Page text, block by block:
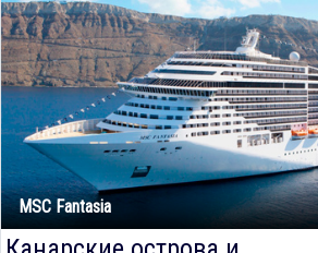
MSC Fantasia